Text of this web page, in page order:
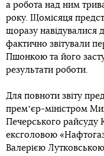
а робота над ним
року. Щомісяця
щоразу навідувалися
фактично звітували
Пшонкою та його
результати роботи.
Для повноти звіту
премʼєр-міністром
Печерського райсуду
ексголовою
Валерією